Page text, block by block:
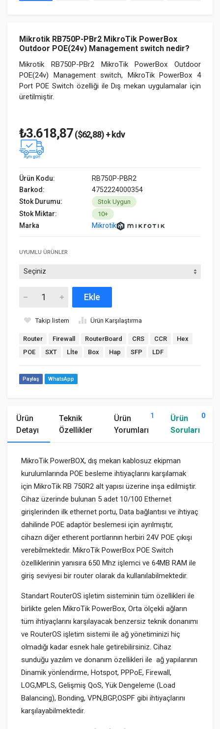
Mikrotik RB750P-PBr2 MikroTik PowerBox
Outdoor POE(24v) Management switch nedir?
Mikrotik RB750P-PBr2 MikroTik PowerBox Outdoor
POE(24v) Management switch, MikroTik PowerBox 4
Port POE Switch özelliği ile Dış mekan uygulamalar için
üretilmiştir.
₺3.618,87 ($62,88) + kdv
Ürün Kodu:
RB750P-PBR2
Barkod:
4752224000354
Stok Durumu:
Stok Uygun
Stok Miktar: 10+
Marka Mikrotik
UYUMLU ÜRÜNLER
Ekle
Takip listem Ürün Karşılaştırma
Router Firewall RouterBoard CRS CCR
Hex
POE
SXT Lİte Box Hap SFP LDF
Paylaş WhatsApp
Ürün
Detayı
Teknik
Özellikler
Ürün
Yorumları
1
Ürün
Soruları
0
MikroTik PowerBOX, dış mekan kablosuz ekipman
kurulumlarında POE besleme ihtiyaçlarını karşılamak
için MikroTik RB 750R2 alt yapısı üzerine inşa edilmiştir.
Cihaz üzerinde bulunan 5 adet 10/100 Ethernet
girişlerinden ilk ethernet portu, Data bağlantısı ve ihtiyaç
dahilinde POE adaptör beslemesi için ayrılmıştır,
cihazn diğer etherent portlarının herbiri 24V POE çıkışı
verebilmektedir. MikroTik PowerBox POE Switch
özelliklerinin yanısıra 650 Mhz işlemci ve 64MB RAM ile
giriş seviyesi bir router olarak da kullanılabilmektedir.
Standart RouterOS işletim sisteminin tüm özellikleri ile
birlikte gelen MikroTik PowerBox, Orta ölçekli ağların
tüm ihtiyaçlarını karşılayacak benzersiz teknik donanımı
ve RouterOS işletim sistemi ile ağ yönetiminizi hiç
olmadığı kadar esnek hale getirebilirsiniz. Cihaz
sunduğu yazılım ve donanım özellikleri ile ağ yapılarının
Dinamik yönlendirme, Hotspot, PPPoE, Firewall,
LOG,MPLS, Gelişmiş QoS, Yük Dengeleme (Load
Balancing), Bonding, VPN,BGP,OSPF gibi ihtiyaçlarını
karşılayabilmektedir.